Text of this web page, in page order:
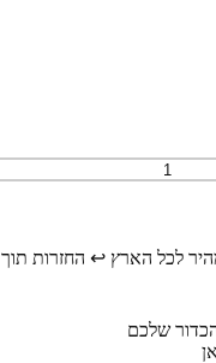
לכל הארץ ↩️ החזרות תוך 14 יום
שלכם